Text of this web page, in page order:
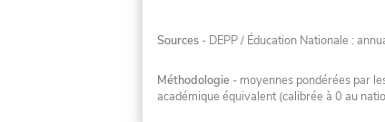
Sources - DEPP / Éducation Nationale :
Méthodologie - moyennes pondérées par
académique équivalent (calibrée à 0 au